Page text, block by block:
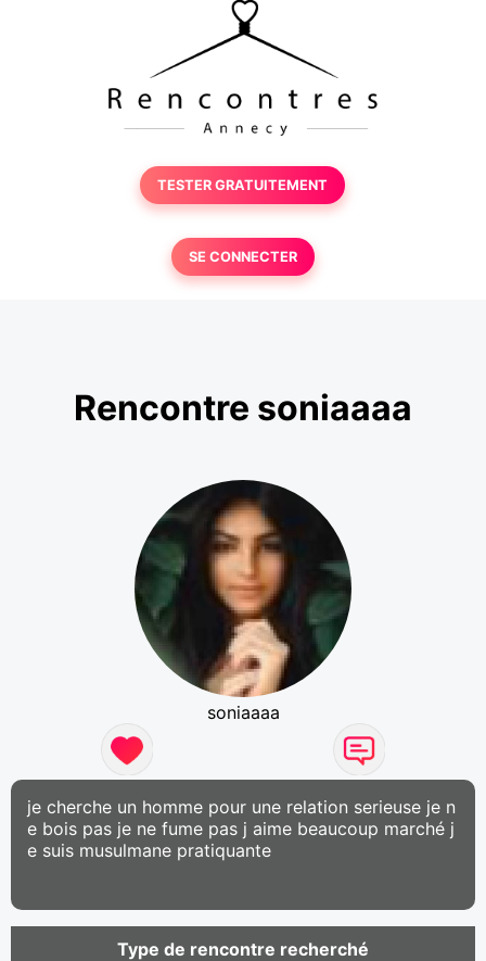
TESTER GRATUITEMENT
SE CONNECTER
Rencontre soniaaaa
soniaaaa
je cherche un homme pour une relation serieuse je n
e bois pas je ne fume pas j aime beaucoup marché j
e suis musulmane pratiquante
Type de rencontre recherché